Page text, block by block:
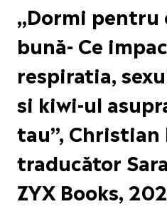
„Dormi pentru
bună- Ce
respiratia,
si kiwi-ul
tau”, Christian
traducător
ZYX Books,